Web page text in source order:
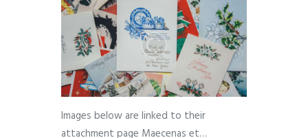
Images below are linked to their
attachment page Maecenas et…